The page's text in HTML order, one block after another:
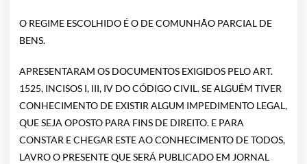
O REGIME ESCOLHIDO É O DE COMUNHÃO PARCIAL DE
BENS.
APRESENTARAM OS DOCUMENTOS EXIGIDOS PELO ART.
1525, INCISOS I, III, IV DO CÓDIGO CIVIL. SE ALGUÉM TIVER
CONHECIMENTO DE EXISTIR ALGUM IMPEDIMENTO LEGAL,
QUE SEJA OPOSTO PARA FINS DE DIREITO. E PARA
CONSTAR E CHEGAR ESTE AO CONHECIMENTO DE TODOS,
LAVRO O PRESENTE QUE SERÁ PUBLICADO EM JORNAL